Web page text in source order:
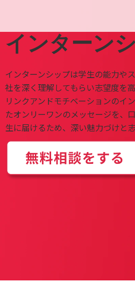
インターン
インターンシップは学生の能力や
社を深く理解してもらい志望度を
リンクアンドモチベーションのイ
たオンリーワンのメッセージを、
生に届けるため、深い魅力づけと